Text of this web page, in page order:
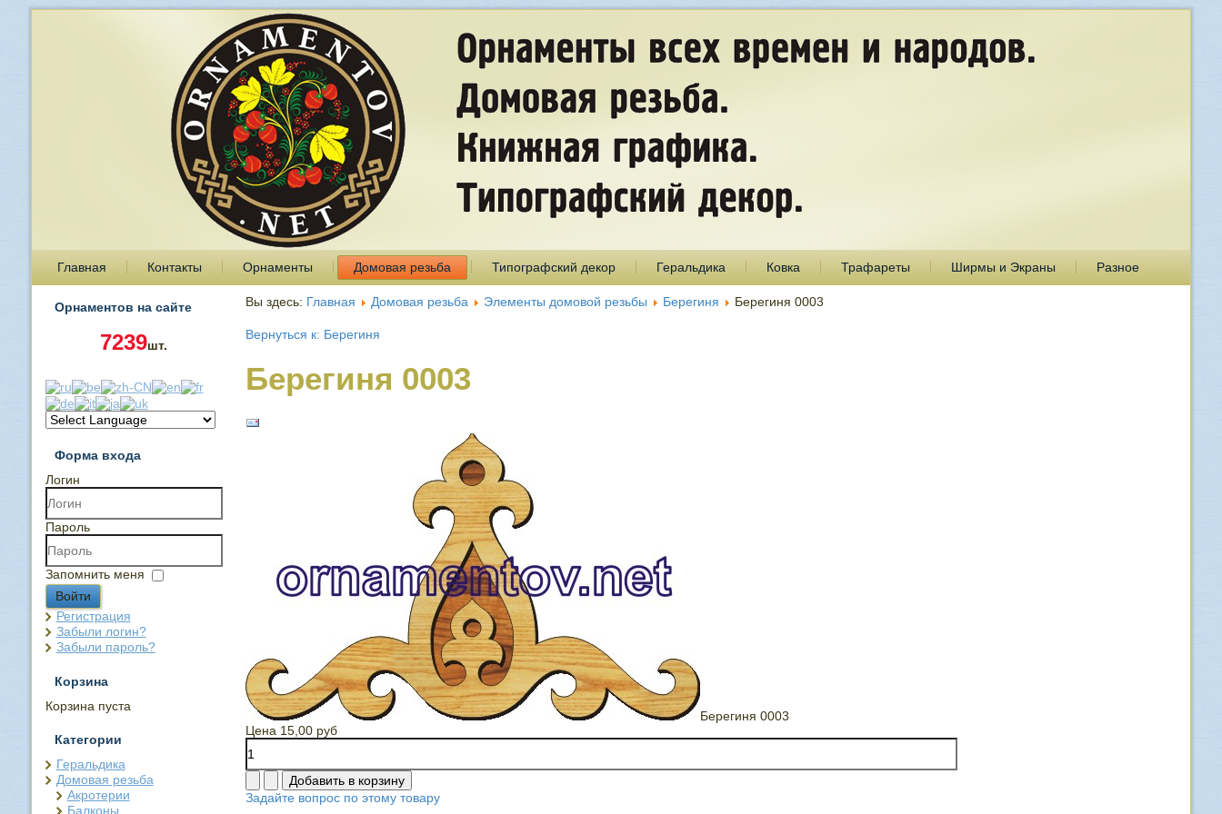
Главная Контакты Орнаменты Домовая резьба Типографский декор Геральдика Ковка Трафареты Ширмы и Экраны Разное
Орнаментов на сайте
7239шт.
Форма входа
Логин
Пароль
Запомнить меня
Войти
Регистрация
Забыли логин?
Забыли пароль?
Корзина
Корзина пуста
Категории
Геральдика
Домовая резьба
Акротерии
Балконы
Вы здесь: Главная Домовая резьба Элементы домовой резьбы Берегиня Берегиня 0003
Вернуться к: Берегиня
Берегиня 0003
Берегиня 0003
Цена 15,00 руб
Задайте вопрос по этому товару